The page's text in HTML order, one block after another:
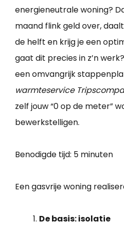
energieneutrale woning?
maand flink geld over,
de helft en krijg je een
gaat dit precies in z’n
een omvangrijk
warmteservice
zelf jouw “0 op de meter”
bewerkstelligen.
Benodigde tijd: 5 minuten
Een gasvrije woning
De basis: isolatie